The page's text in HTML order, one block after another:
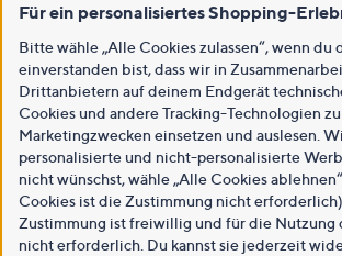
Für ein personalisiertes Shopping-
Bitte wähle „Alle Cookies zulassen“, wenn du
einverstanden bist, dass wir in
Drittanbietern auf deinem Endgerät
Cookies und andere Tracking-Technologien
Marketingzwecken einsetzen und auslesen.
personalisierte und nicht-personalisierte
nicht wünschst, wähle „Alle Cookies
Cookies ist die Zustimmung nicht
Zustimmung ist freiwillig und für die Nutzung
nicht erforderlich. Du kannst sie jederzeit